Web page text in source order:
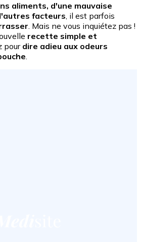
aliments, d'une mauvaise
facteurs, il est parfois
. Mais ne vous inquiétez pas !
recette simple et
pour dire adieu aux odeurs
.